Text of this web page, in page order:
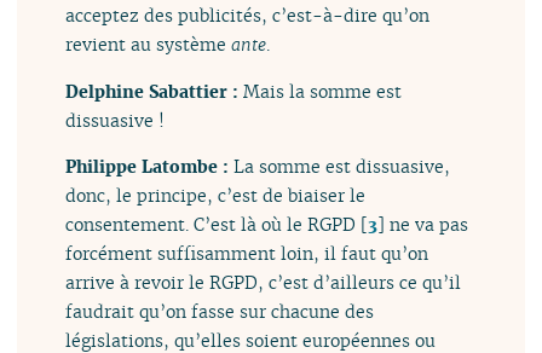
acceptez des publicités, c’est-à-dire qu’on
revient au systèmeante.
Delphine Sabattier :Mais la somme est
dissuasive !
Philippe Latombe :La somme est dissuasive,
donc, le principe, c’est de biaiser le
consentement. C’est là où le RGPD [3] ne va pas
forcément suffisamment loin, il faut qu’on
arrive à revoir le RGPD, c’est d’ailleurs ce qu’il
faudrait qu’on fasse sur chacune des
législations, qu’elles soient européennes ou